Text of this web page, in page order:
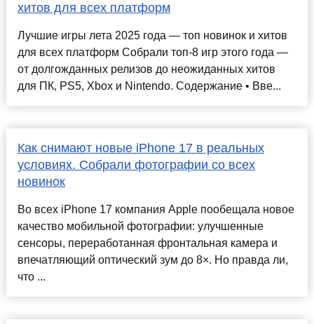
хитов для всех платформ
Лучшие игры лета 2025 года — топ новинок и хитов
для всех платформ Собрали топ-8 игр этого года —
от долгожданных релизов до неожиданных хитов
для ПК, PS5, Xbox и Nintendo. Содержание • Вве...
Как снимают новые iPhone 17 в реальных
условиях. Собрали фотографии со всех
новинок
Во всех iPhone 17 компания Apple пообещала новое
качество мобильной фотографии: улучшенные
сенсоры, переработанная фронтальная камера и
впечатляющий оптический зум до 8×. Но правда ли,
что ...